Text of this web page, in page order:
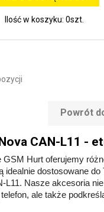
Ilość w koszyku: 0szt.
Powrót
CAN-L11 -
Hurt oferujemy
idealnie dostosowane do
L11. Nasze akcesoria
ale także